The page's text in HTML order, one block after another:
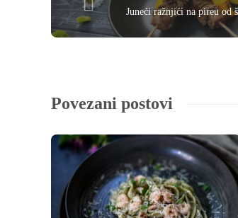
Juneći ražnjići na pireu od
Povezani postovi